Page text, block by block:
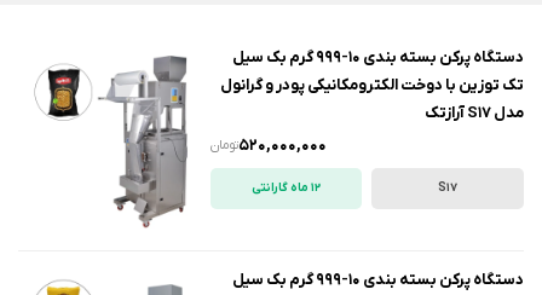
دستگاه پرکن بسته بندی 10-999 گرم بک سیل
تک توزین با دوخت الکترومکانیکی پودر و گرانول
مدل S17 آرازتک
تومان520,000,000
S17 12 ماه گارانتی
دستگاه پرکن بسته بندی 10-999 گرم بک سیل